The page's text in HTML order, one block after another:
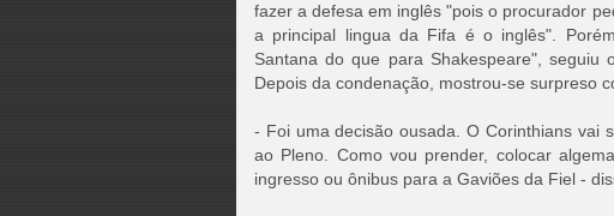
fazer a defesa em inglês "pois o procurador
a principal lingua da Fifa é o inglês".
Santana do que para Shakespeare", seguiu
Depois da condenação, mostrou-se surpreso
- Foi uma decisão ousada. O Corinthians vai
ao Pleno. Como vou prender, colocar
ingresso ou ônibus para a Gaviões da Fiel -